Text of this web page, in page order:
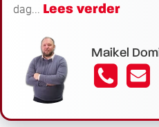
dag... Lees verder
Maikel